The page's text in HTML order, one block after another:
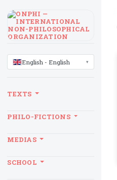
LANGUAGE
English - English
TEXTS
PHILO-FICTIONS
MEDIAS
SCHOOL